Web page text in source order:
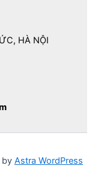
HÀ NỘI
by Astra WordPress